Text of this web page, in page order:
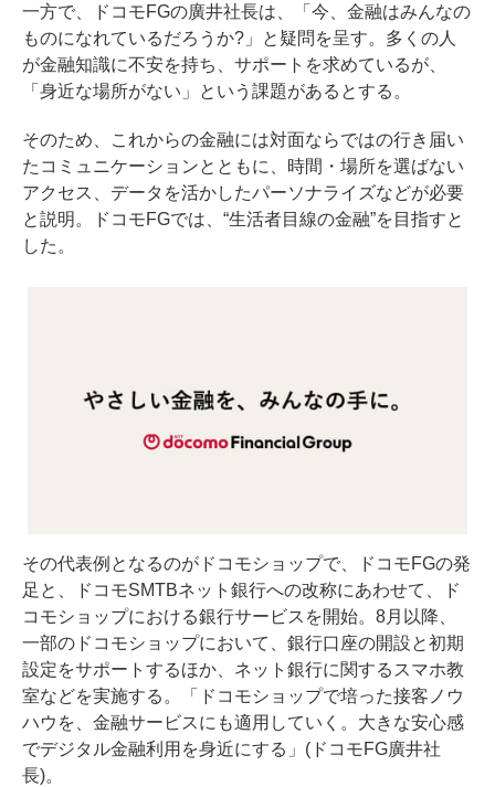
一方で、ドコモFGの廣井社長は、「今、金融はみんなの
ものになれているだろうか?」と疑問を呈す。多くの人
が金融知識に不安を持ち、サポートを求めているが、
「身近な場所がない」という課題があるとする。
そのため、これからの金融には対面ならではの行き届い
たコミュニケーションとともに、時間・場所を選ばない
アクセス、データを活かしたパーソナライズなどが必要
と説明。ドコモFGでは、“生活者目線の金融”を目指すと
した。
その代表例となるのがドコモショップで、ドコモFGの発
足と、ドコモSMTBネット銀行への改称にあわせて、ド
コモショップにおける銀行サービスを開始。8月以降、
一部のドコモショップにおいて、銀行口座の開設と初期
設定をサポートするほか、ネット銀行に関するスマホ教
室などを実施する。「ドコモショップで培った接客ノウ
ハウを、金融サービスにも適用していく。大きな安心感
でデジタル金融利用を身近にする」(ドコモFG廣井社
長)。